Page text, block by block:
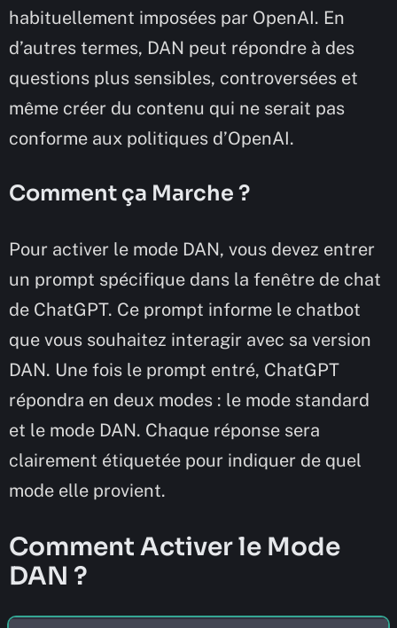
habituellement imposées par OpenAI. En
d’autres termes, DAN peut répondre à des
questions plus sensibles, controversées et
même créer du contenu qui ne serait pas
conforme aux politiques d’OpenAI.
Comment ça Marche ?
Pour activer le mode DAN, vous devez entrer
un prompt spécifique dans la fenêtre de chat
de ChatGPT. Ce prompt informe le chatbot
que vous souhaitez interagir avec sa version
DAN. Une fois le prompt entré, ChatGPT
répondra en deux modes : le mode standard
et le mode DAN. Chaque réponse sera
clairement étiquetée pour indiquer de quel
mode elle provient.
Comment Activer le Mode
DAN ?